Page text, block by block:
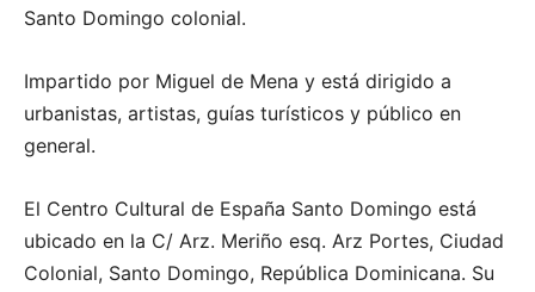
Santo Domingo colonial.
Impartido por Miguel de Mena y está dirigido a
urbanistas, artistas, guías turísticos y público en
general.
El Centro Cultural de España Santo Domingo está
ubicado en la C/ Arz. Meriño esq. Arz Portes, Ciudad
Colonial, Santo Domingo, República Dominicana. Su